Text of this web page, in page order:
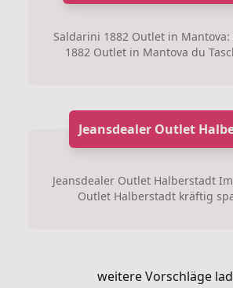
Saldarini 1882 Outlet in
1882 Outlet in Mantova du
Jeansdealer Outlet
Jeansdealer Outlet Halberstadt
Outlet Halberstadt kräftig
weitere Vorschläge